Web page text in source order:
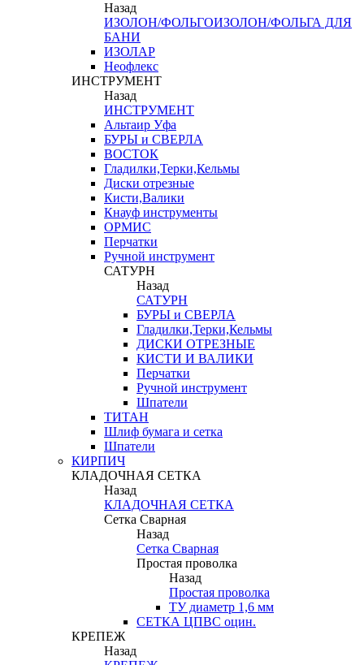
Назад
ИЗОЛОН/ФОЛЬГОИЗОЛОН/ФОЛЬГА ДЛЯ
БАНИ
ИЗОЛАР
Неофлекс
ИНСТРУМЕНТ
Назад
ИНСТРУМЕНТ
Альтаир Уфа
БУРЫ и СВЕРЛА
ВОСТОК
Гладилки,Терки,Кельмы
Диски отрезные
Кисти,Валики
Кнауф инструменты
ОРМИС
Перчатки
Ручной инструмент
САТУРН
Назад
САТУРН
БУРЫ и СВЕРЛА
Гладилки,Терки,Кельмы
ДИСКИ ОТРЕЗНЫЕ
КИСТИ И ВАЛИКИ
Перчатки
Ручной инструмент
Шпатели
ТИТАН
Шлиф бумага и сетка
Шпатели
КИРПИЧ
КЛАДОЧНАЯ СЕТКА
Назад
КЛАДОЧНАЯ СЕТКА
Сетка Сварная
Назад
Сетка Сварная
Простая проволка
Назад
Простая проволка
ТУ диаметр 1,6 мм
СЕТКА ЦПВС оцин.
КРЕПЕЖ
Назад